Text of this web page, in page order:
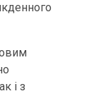
і з